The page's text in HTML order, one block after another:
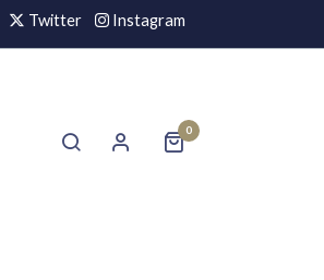
Twitter Instagram
0